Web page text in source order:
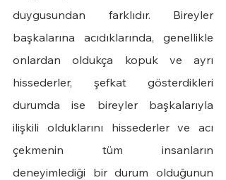
duygusundan farklıdır. Bireyler
başkalarına acıdıklarında, genellikle
onlardan oldukça kopuk ve ayrı
hissederler, şefkat gösterdikleri
durumda ise bireyler başkalarıyla
ilişkili olduklarını hissederler ve acı
çekmenin tüm insanların
deneyimlediği bir durum olduğunun